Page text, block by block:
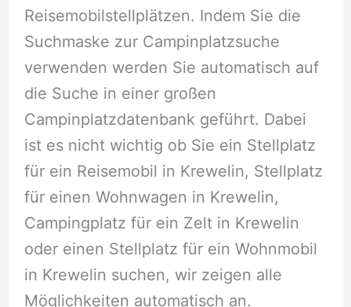
Reisemobilstellplätzen. Indem Sie die
Suchmaske zur Campinplatzsuche
verwenden werden Sie automatisch auf
die Suche in einer großen
Campinplatzdatenbank geführt. Dabei
ist es nicht wichtig ob Sie ein Stellplatz
für ein Reisemobil in Krewelin, Stellplatz
für einen Wohnwagen in Krewelin,
Campingplatz für ein Zelt in Krewelin
oder einen Stellplatz für ein Wohnmobil
in Krewelin suchen, wir zeigen alle
Möglichkeiten automatisch an.